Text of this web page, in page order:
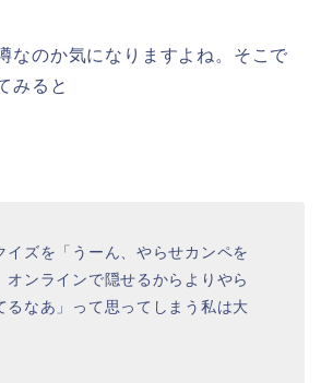
なのか気になりますよね。そこで
みると
イズを「うーん、やらせカンペを
オンラインで隠せるからよりやら
るなあ」って思ってしまう私は大